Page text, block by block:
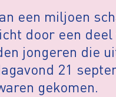
een miljoen
door een deel
jongeren die
21
gekomen.